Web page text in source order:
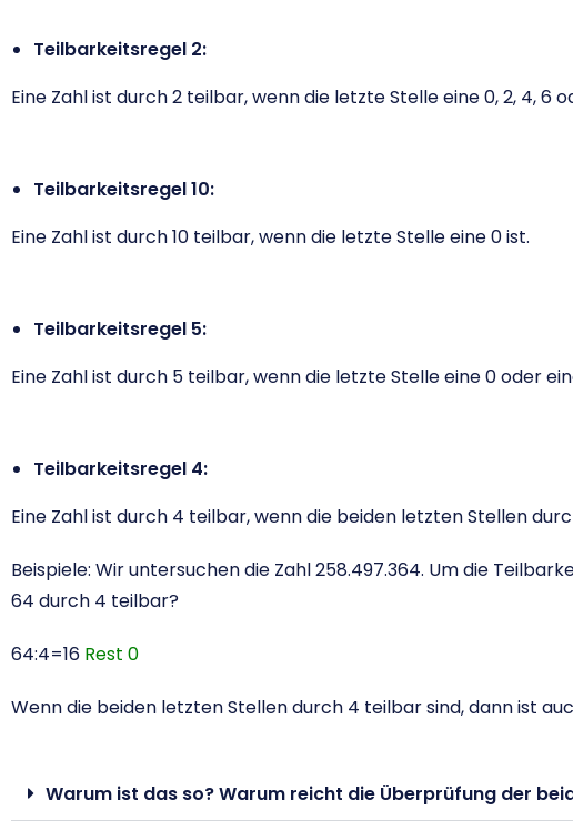
Teilbarkeitsregel 2:
Eine Zahl ist durch 2 teilbar, wenn die letzte Stelle eine 0, 2, 4, 6
Teilbarkeitsregel 10:
Eine Zahl ist durch 10 teilbar, wenn die letzte Stelle eine 0 ist.
Teilbarkeitsregel 5:
Eine Zahl ist durch 5 teilbar, wenn die letzte Stelle eine 0 oder
Teilbarkeitsregel 4:
Eine Zahl ist durch 4 teilbar, wenn die beiden letzten Stellen
Beispiele: Wir untersuchen die Zahl 258.497.364. Um die
64 durch 4 teilbar?
64:4=16 Rest 0
Wenn die beiden letzten Stellen durch 4 teilbar sind, dann ist
Warum ist das so? Warum reicht die Überprüfung der